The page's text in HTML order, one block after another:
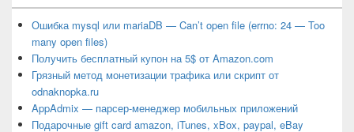
Ошибка mysql или mariaDB — Can’t open file (errno: 24 — Too
many open files)
Получить бесплатный купон на 5$ от Amazon.com
Грязный метод монетизации трафика или скрипт от
odnaknopka.ru
AppAdmix — парсер-менеджер мобильных приложений
Подарочные gift card amazon, iTunes, xBox, paypal, eBay